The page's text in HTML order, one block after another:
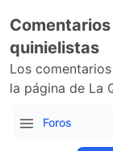
quinielistas
Los
la página de La
Foros